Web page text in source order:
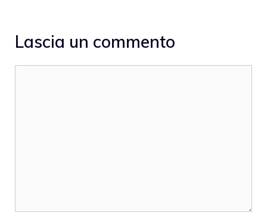
Lascia un commento